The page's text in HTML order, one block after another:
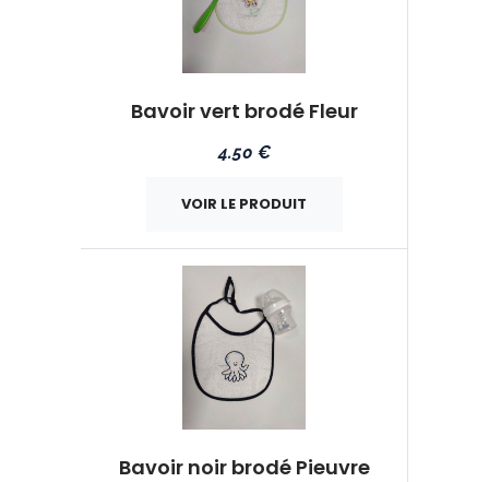
Bavoir vert brodé Fleur
4.50 €
VOIR LE PRODUIT
Bavoir noir brodé Pieuvre